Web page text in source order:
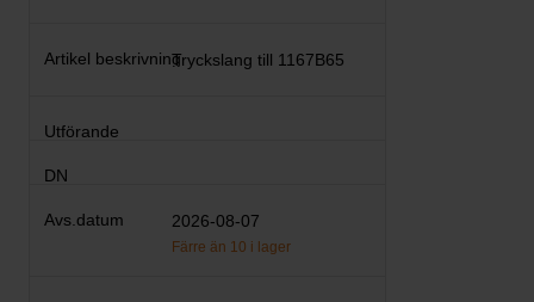
Tryckslang till 1167B65
2026-08-07
Färre än 10 i lager